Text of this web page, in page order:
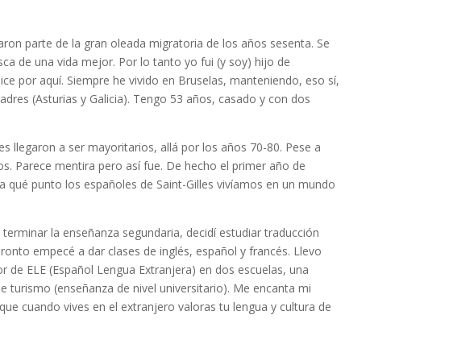
parte de la gran oleada migratoria de los años sesenta. Se
de una vida mejor. Por lo tanto yo fui (y soy) hijo de
por aquí. Siempre he vivido en Bruselas, manteniendo, eso sí,
(Asturias y Galicia). Tengo 53 años, casado y con dos
llegaron a ser mayoritarios, allá por los años 70-80. Pese a
Parece mentira pero así fue. De hecho el primer año de
punto los españoles de Saint-Gilles vivíamos en un mundo
la enseñanza segundaria, decidí estudiar traducción
empecé a dar clases de inglés, español y francés. Llevo
ELE (Español Lengua Extranjera) en dos escuelas, una
turismo (enseñanza de nivel universitario). Me encanta mi
cuando vives en el extranjero valoras tu lengua y cultura de